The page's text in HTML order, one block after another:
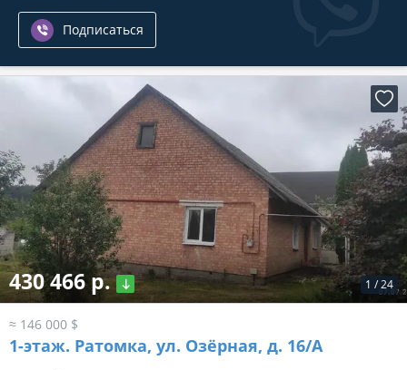
Подписаться
1 /24
430 466 р.
≈ 146 000 $
1-этаж. Ратомка, ул. Озёрная, д. 16/А